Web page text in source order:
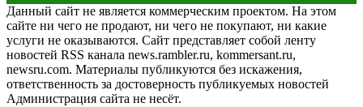
Данный сайт не является коммерческим проектом. На этом
сайте ни чего не продают, ни чего не покупают, ни какие
услуги не оказываются. Сайт представляет собой ленту
новостей RSS канала news.rambler.ru, kommersant.ru,
newsru.com. Материалы публикуются без искажения,
ответственность за достоверность публикуемых новостей
Администрация сайта не несёт.